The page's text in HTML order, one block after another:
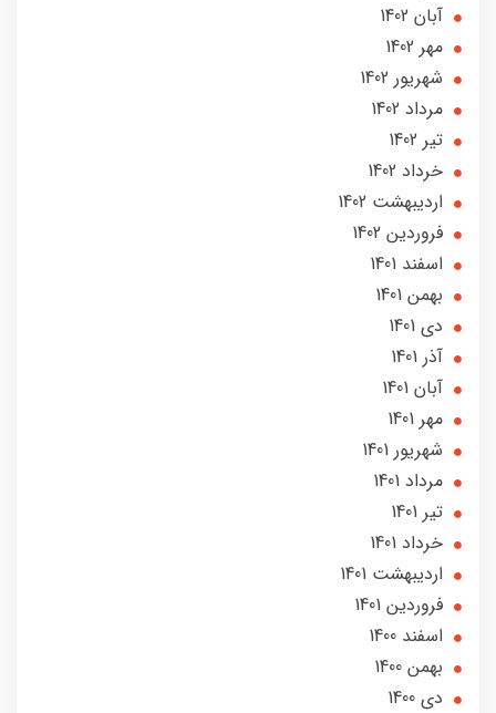
آبان 1402
مهر 1402
شهریور 1402
مرداد 1402
تير 1402
خرداد 1402
ارديبهشت 1402
فروردین 1402
اسفند 1401
بهمن 1401
دی 1401
آذر 1401
آبان 1401
مهر 1401
شهریور 1401
مرداد 1401
تير 1401
خرداد 1401
ارديبهشت 1401
فروردین 1401
اسفند 1400
بهمن 1400
دی 1400